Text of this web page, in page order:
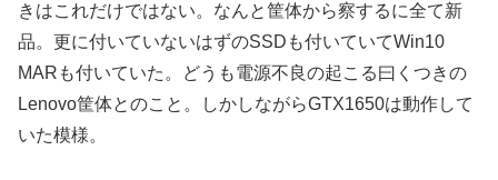
きはこれだけではない。なんと筐体から察するに全て新
品。更に付いていないはずのSSDも付いていてWin10
MARも付いていた。どうも電源不良の起こる曰くつきの
Lenovo筐体とのこと。しかしながらGTX1650は動作して
いた模様。